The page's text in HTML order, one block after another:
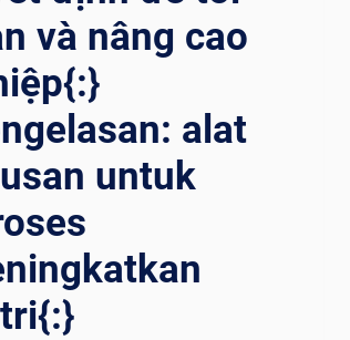
và nâng cao
alat
untuk